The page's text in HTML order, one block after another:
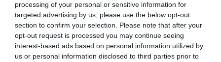
processing of your personal or sensitive information for
targeted advertising by us, please use the below opt-out
section to confirm your selection. Please note that after your
opt-out request is processed you may continue seeing
interest-based ads based on personal information utilized by
us or personal information disclosed to third parties prior to
Λυκαβηττός: Σορός σε προχωρημένη σήψη εντοπίστηκε
σε σπηλιά κοντά στο εκκλησάκι των Αγίων Ισιδώρων
Αγγλία: Τόνοι αχρησιμοποίητων φαρμάκων καταλήγουν
στα απορρίμματα